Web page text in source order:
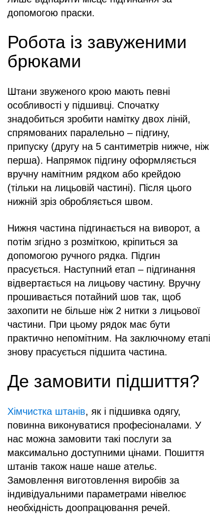
допомогою праски.
Робота із завуженими
брюками
Штани звуженого крою мають певні
особливості у підшивці. Спочатку
знадобиться зробити намітку двох ліній,
спрямованих паралельно – підгину,
припуску (другу на 5 сантиметрів нижче, ніж
перша). Напрямок підгину оформляється
вручну намітним рядком або крейдою
(тільки на лицьовій частині). Після цього
нижній зріз обробляється швом.
Нижня частина підгинається на виворот, а
потім згідно з розміткою, кріпиться за
допомогою ручного рядка. Підгин
прасується. Наступний етап – підгинання
відвертається на лицьову частину. Вручну
прошивається потайний шов так, щоб
захопити не більше ніж 2 нитки з лицьової
частини. При цьому рядок має бути
практично непомітним. На заключному етапі
знову прасується підшита частина.
Де замовити підшиття?
Хімчистка штанів, як і підшивка одягу,
повинна виконуватися професіоналами. У
нас можна замовити такі послуги за
максимально доступними цінами. Пошиття
штанів також наше наше ательє.
Замовлення виготовлення виробів за
індивідуальними параметрами нівелює
необхідність доопрацювання речей.